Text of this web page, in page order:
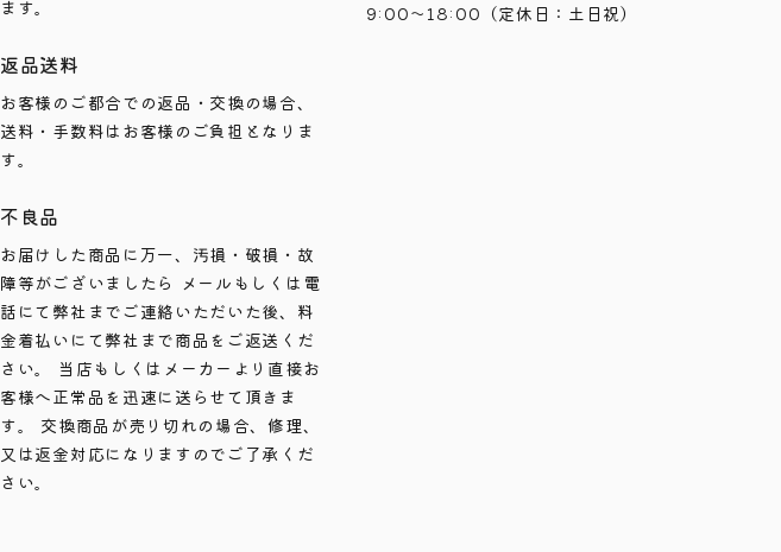
ます。
返品送料
お客様のご都合での返品・交換の場合、
送料・手数料はお客様のご負担となりま
す。
不良品
お届けした商品に万一、汚損・破損・故
障等がございましたら メールもしくは電
話にて弊社までご連絡いただいた後、料
金着払いにて弊社まで商品をご返送くだ
さい。 当店もしくはメーカーより直接お
客様へ正常品を迅速に送らせて頂きま
す。 交換商品が売り切れの場合、修理、
又は返金対応になりますのでご了承くだ
さい。
9:00～18:00（定休日：土日祝）